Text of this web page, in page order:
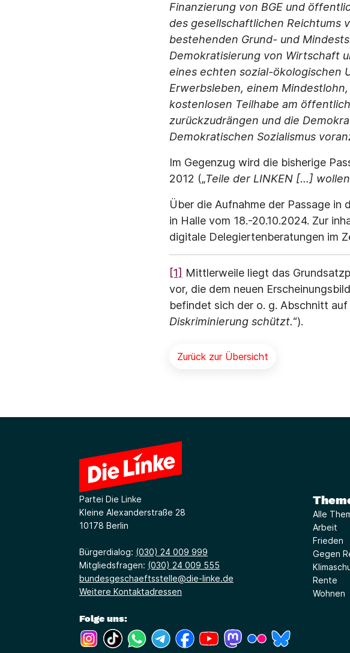
Finanzierung von BGE und
des gesellschaftlichen Reichtums
bestehenden Grund- und
Demokratisierung von Wirtschaft
eines echten sozial-ökologischen
Erwerbsleben, einem Minde
kostenlosen Teilhabe am
zurückzudrängen und die
Demokratischen Sozialismus
Im Gegenzug wird die bisherige
2012 („Teile der LINKEN […]
Über die Aufnahme der Passage
in Halle vom 18.-20.10.2024. Zur
digitale Delegiertenberatungen im
[1] Mittlerweile liegt das
vor, die dem neuen
befindet sich der o. g. Abschnitt auf
Diskriminierung schützt.“).
Zurück zur Übersicht
Partei Die Linke
Kleine Alexanderstraße 28
10178 Berlin
Bürgerdialog: (030) 24 009 999
Mitgliedsfragen: (030) 24 009 555
bundesgeschaeftsstelle@die-linke.de
Weitere Kontaktadressen
Folge uns:
(Link öffnet ein neues Fenster)
(Link öffnet ein neues Fenster)
(Link öffnet ein neues Fenster)
(Link öffnet ein neues Fenster)
(Link öffnet ein neues Fenster)
(Link öffnet ein neues Fenster)
(Link öffnet ein neues
(Link öffnet ein
Alle
Arbeit
Frieden
Gegen
Rente
Wohnen